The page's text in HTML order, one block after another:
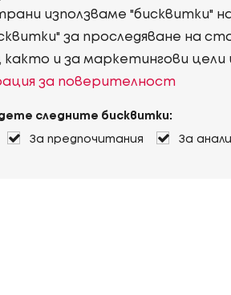
използваме "бисквитки"
за проследяване на
както и за маркетингови
за поверителност
следните бисквитки:
За предпочитания За